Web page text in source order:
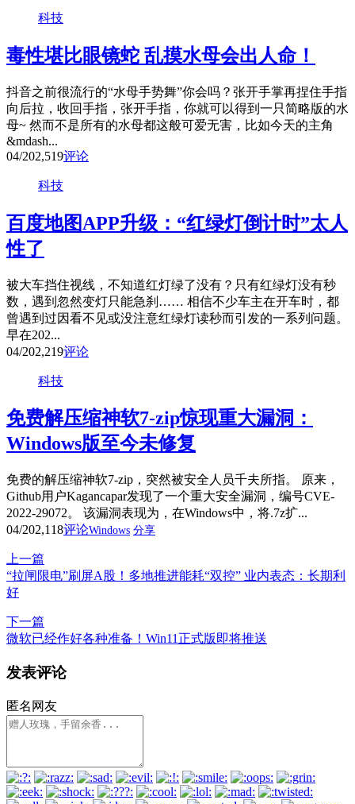
科技
毒性堪比眼镜蛇 乱摸水母会出人命！
抖音之前很流行的“水母手势舞”你会吗？张开手掌再捏住手指
向后拉，收回手指，张开手指，你就可以得到一只简略版的水
母~ 然而不是所有的水母都这般可爱无害，比如今天的主角
&mdash...
04/202,519评论
科技
百度地图APP升级：“红绿灯倒计时”太人
性了
被大车挡住视线，不知道红灯绿了没有？只有红绿灯没有秒
数，遇到忽然变灯只能急刹…… 相信不少车主在开车时，都
曾遇到过因看不见或没注意红绿灯读秒而引发的一系列问题。
早在202...
04/202,219评论
科技
免费解压缩神软7-zip惊现重大漏洞：
Windows版至今未修复
免费的解压缩神软7-zip，突然被安全人员千夫所指。 原来，
Github用户Kagancapar发现了一个重大安全漏洞，编号CVE-
2022-29072。 该漏洞表现为，在Windows中，将.7z扩...
04/202,118评论Windows 分享
上一篇
“拉闸限电”刷屏A股！多地推进能耗“双控” 业内表态：长期利
好
下一篇
微软已经作好各种准备！Win11正式版即将推送
发表评论
匿名网友